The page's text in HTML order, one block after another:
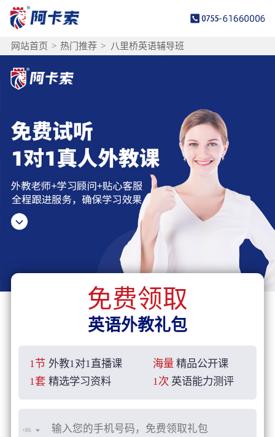
网站首页 > 热门推荐 > 八里桥英语辅导班
免费领取
英语外教礼包
1节 外教1对1直播课 海量 精品公开课
1套 精选学习资料 1次 英语能力测评
+86